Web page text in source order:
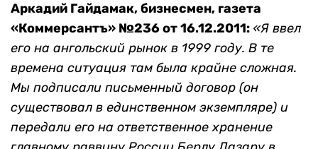
Аркадий Гайдамак, бизнесмен, газета
«Коммерсантъ» №236 от 16.12.2011: «Я ввел
его на ангольский рынок в 1999 году. В те
времена ситуация там была крайне сложная.
Мы подписали письменный договор (он
существовал в единственном экземпляре) и
передали его на ответственное хранение